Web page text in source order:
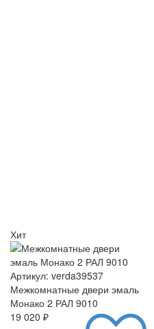
Хит
Артикул: verda39537
Межкомнатные двери эмаль
Монако 2 РАЛ 9010
19 020 ₽